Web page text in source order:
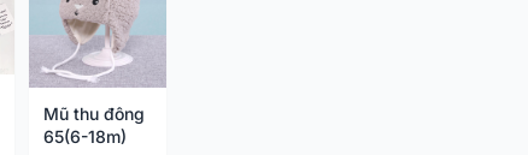
Mũ thu đông
65(6-18m)